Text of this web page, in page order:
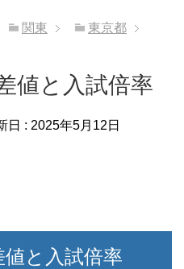
関東 東京都
値と入試倍率
日 : 2025年5月12日
と入試倍率